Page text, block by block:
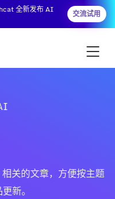
全新发布 AI
交流试用
关的文章，方便按主题
新。